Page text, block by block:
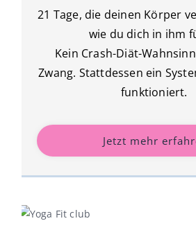
21 Tage, die deinen Körper
wie du dich in ihm
Kein Crash-Diät-
Zwang. Stattdessen ein
funktioniert.
Jetzt mehr